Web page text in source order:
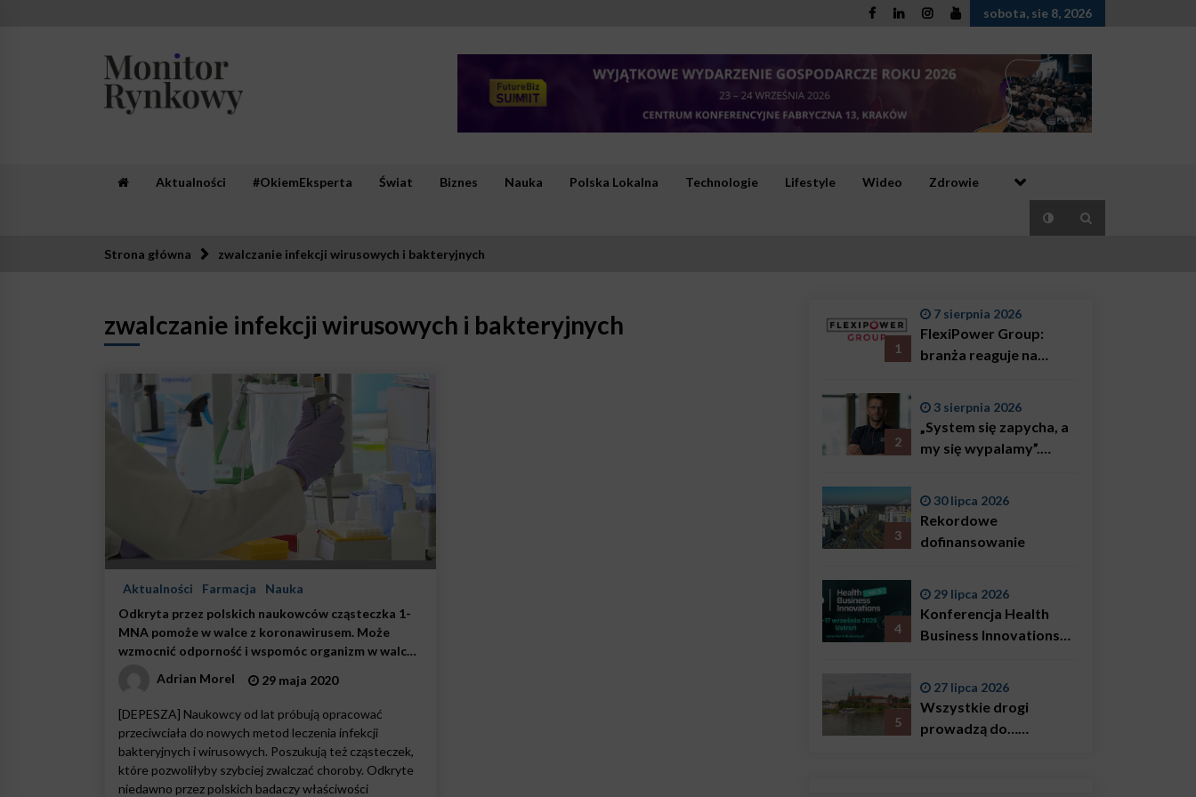
sobota, sie 8, 2026
Aktualności #OkiemEksperta Świat Biznes Nauka Polska Lokalna Technologie Lifestyle Wideo Zdrowie
Strona główna zwalczanie infekcji wirusowych i bakteryjnych
zwalczanie infekcji wirusowych i bakteryjnych
Aktualności Farmacja
Nauka
Odkryta przez polskich naukowców cząsteczka 1-
MNA pomoże w walce z koronawirusem. Może
wzmocnić odporność i wspomóc organizm w walce
Adrian Morel 29 maja 2020
[DEPESZA] Naukowcy od lat próbują opracować
przeciwciała do nowych metod leczenia infekcji
bakteryjnych i wirusowych. Poszukują też cząsteczek,
które pozwoliłyby szybciej zwalczać choroby. Odkryte
niedawno przez polskich badaczy właściwości
1
7 sierpnia 2026
FlexiPower Group:
branża reaguje na
2
3 sierpnia 2026
„System się zapycha, a
my się wypalamy”.
Bączkowski, mówi
wprost: problemem są
3
30 lipca 2026
Rekordowe
dofinansowanie
4
29 lipca 2026
Konferencja Health
Business Innovations
5
27 lipca 2026
Wszystkie drogi
prowadzą do…